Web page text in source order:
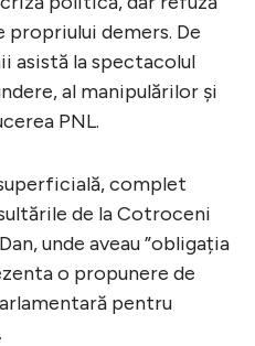
propriului demers. De
asistă la spectacolul
al manipulărilor și
PNL.
complet
de la Cotroceni
unde aveau ”obligația
o propunere de
pentru